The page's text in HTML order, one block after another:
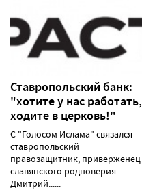
Ставропольский банк:
"хотите у нас работать,
ходите в церковь!"
С "Голосом Ислама" связался
ставропольский
правозащитник, приверженец
славянского родноверия
Дмитрий......